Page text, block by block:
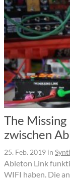
The
zwischen
25. Feb. 2019 in
Ableton Link
WIFI haben. Die